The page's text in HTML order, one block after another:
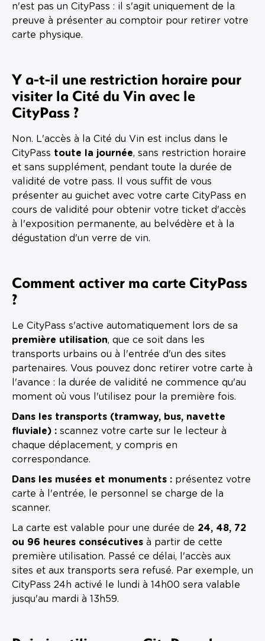
n'est pas un CityPass : il s'agit uniquement de la
preuve à présenter au comptoir pour retirer votre
carte physique.
Y a-t-il une restriction horaire pour
visiter la Cité du Vin avec le
CityPass ?
Non. L'accès à la Cité du Vin est inclus dans le
CityPass toute la journée, sans restriction horaire
et sans supplément, pendant toute la durée de
validité de votre pass. Il vous suffit de vous
présenter au guichet avec votre carte CityPass en
cours de validité pour obtenir votre ticket d'accès
à l'exposition permanente, au belvédère et à la
dégustation d'un verre de vin.
Comment activer ma carte CityPass
?
Le CityPass s'active automatiquement lors de sa
première utilisation, que ce soit dans les
transports urbains ou à l'entrée d'un des sites
partenaires. Vous pouvez donc retirer votre carte à
l'avance : la durée de validité ne commence qu'au
moment où vous l'utilisez pour la première fois.
Dans les transports (tramway, bus, navette
fluviale) : scannez votre carte sur le lecteur à
chaque déplacement, y compris en
correspondance.
Dans les musées et monuments : présentez votre
carte à l'entrée, le personnel se charge de la
scanner.
La carte est valable pour une durée de 24, 48, 72
ou 96 heures consécutives à partir de cette
première utilisation. Passé ce délai, l'accès aux
sites et aux transports sera refusé. Par exemple, un
CityPass 24h activé le lundi à 14h00 sera valable
jusqu'au mardi à 13h59.